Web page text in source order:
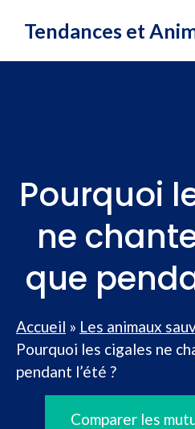
Tendances et
Pourquoi
ne
que
Accueil » Les animaux
Pourquoi les cigales ne
pendant l’été ?
Comparer les